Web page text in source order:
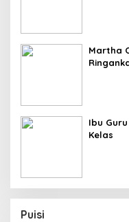
Martha
Ibu
Kelas
Puisi